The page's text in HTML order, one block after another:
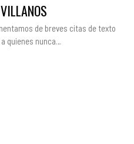
de breves citas de texto
quienes nunca…